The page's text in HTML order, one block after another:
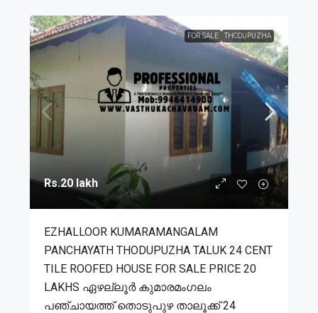
FOR SALE THODUPUZHA
Rs.20 lakh
EZHALLOOR KUMARAMANGALAM
PANCHAYATH THODUPUZHA TALUK 24 CENT
TILE ROOFED HOUSE FOR SALE PRICE 20
LAKHS ഏഴല്ലൂർ കുമാരമംഗലം
പഞ്ചായത്ത് തൊടുപുഴ താലൂക്ക് 24